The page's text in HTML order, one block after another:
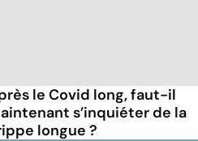
le Covid long, faut-il
s’inquiéter de la
longue ?